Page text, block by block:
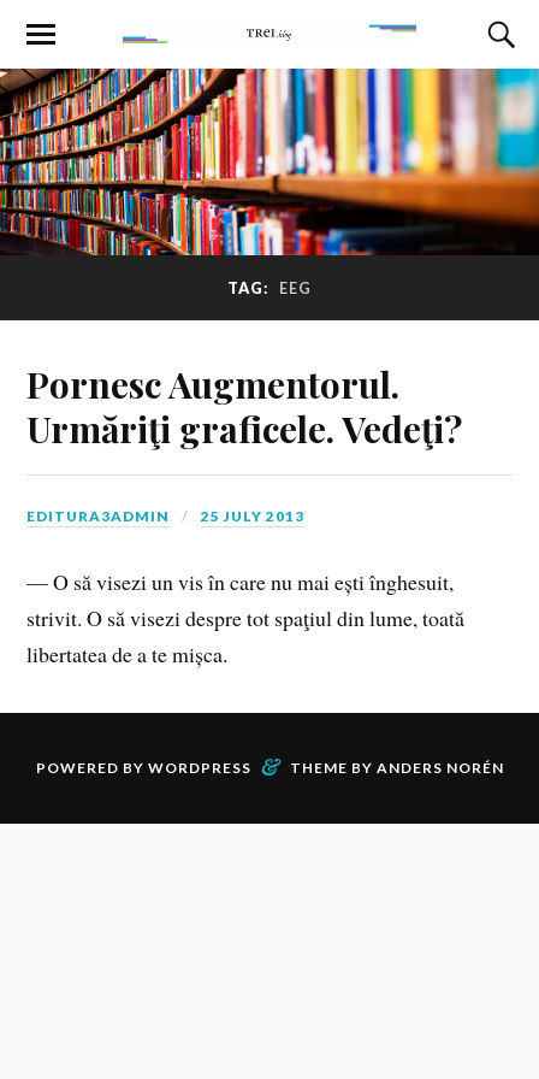
TAG: EEG
Pornesc Augmentorul.
Urmăriţi graficele. Vedeţi?
EDITURA3ADMIN 25 JULY 2013
— O să visezi un vis în care nu mai ești înghesuit,
strivit. O să visezi despre tot spaţiul din lume, toată
libertatea de a te mișca.
POWERED BY WORDPRESS & THEME BY ANDERS NORÉN